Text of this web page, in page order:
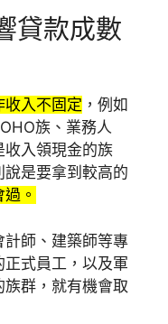
貸款成數
收入不固定 ，例如
族、業務人
收入領現金的族
說是要拿到較高的
。
師、建築師等專
式員工，以及軍
群，就有機會取